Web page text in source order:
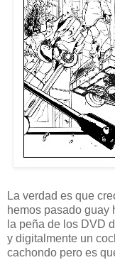
La verdad es que
hemos pasado guay
la peña de los DVD
y digitalmente un
cachondo pero es